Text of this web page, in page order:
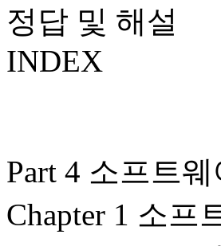
정답 및 해설
INDEX
Part 4 소프트
Chapter 1 소프